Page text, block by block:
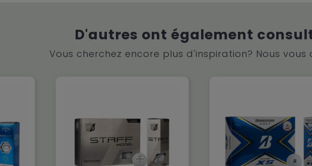
D'autres ont également
Vous cherchez encore plus d'inspiration? Nous vous